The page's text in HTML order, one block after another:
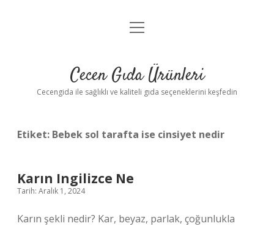
Anasayfa
Yasal Uyarı
menüyü
Cecen Gıda Ürünleri
Cecengida ile sağlıklı ve kaliteli gıda seçeneklerini keşfedin
Etiket: Bebek sol tarafta ise cinsiyet nedir
Karın Ingilizce Ne
Tarih: Aralık 1, 2024
Karın şekli nedir? Kar, beyaz, parlak, çoğunlukla